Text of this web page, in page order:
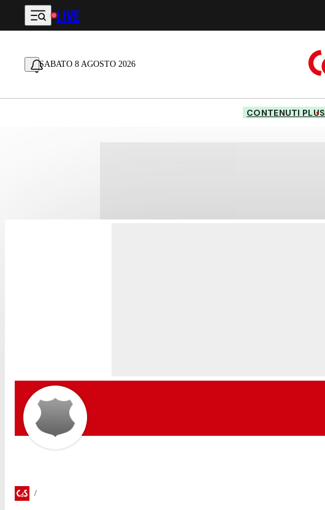
Vai al contenuto principale
LIVE
SABATO 8 AGOSTO 2026
CONTENUTI PLUS